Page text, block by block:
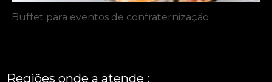
Buffet para eventos de confraternização
Regiões onde a atende :